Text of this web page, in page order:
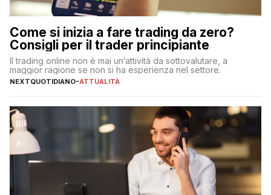
Come si inizia a fare trading da zero?
Consigli per il trader principiante
Il trading online non è mai un’attività da sottovalutare, a
maggior ragione se non si ha esperienza nel settore.
NEXTQUOTIDIANO-ATTUALITÀ